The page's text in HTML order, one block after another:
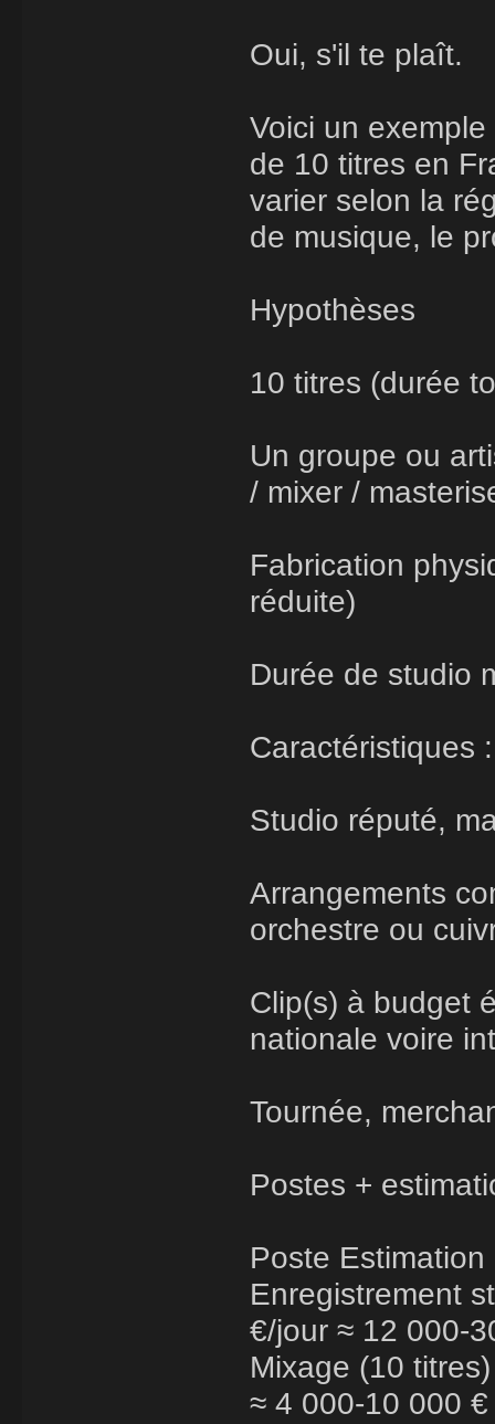
Oui, s'il te plaît.
Voici un
de 10 titres en
varier selon la
de musique, le
Hypothèses
10 titres (durée
Un groupe ou
/ mixer /
Fabrication
réduite)
Durée de studio
Caractéristiques :
Studio réputé,
Arrangements
orchestre ou
Clip(s) à budget
nationale voire
Tournée,
Postes +
Poste Estimation
Enregistrement
€/jour ≈ 12 000-
Mixage (10
≈ 4 000-10 000 €